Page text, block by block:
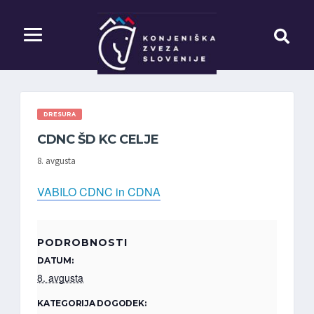
DRESURA
CDNC ŠD KC CELJE
8. avgusta
VABILO CDNC in CDNA
PODROBNOSTI
DATUM:
8. avgusta
KATEGORIJA DOGODEK: